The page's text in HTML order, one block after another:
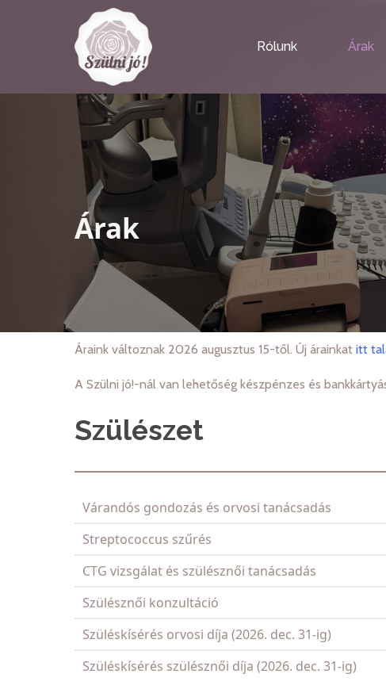
Rólunk Árak
Árak
Áraink változnak 2026 augusztus 15-től. Új árainkat itt
A Szülni jó!-nál van lehetőség készpénzes és
Szülészet
Várandós gondozás és orvosi tanácsadás
Streptococcus szűrés
CTG vizsgálat és szülésznői tanácsadás
Szülésznői konzultáció
Szüléskísérés orvosi díja (2026. dec. 31-ig)
Szüléskísérés szülésznői díja (2026. dec. 31-ig)